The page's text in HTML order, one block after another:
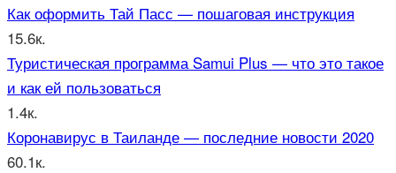
Как оформить Тай Пасс — пошаговая инструкция
15.6к.
Туристическая программа Samui Plus — что это такое
и как ей пользоваться
1.4к.
Коронавирус в Таиланде — последние новости 2020
60.1к.